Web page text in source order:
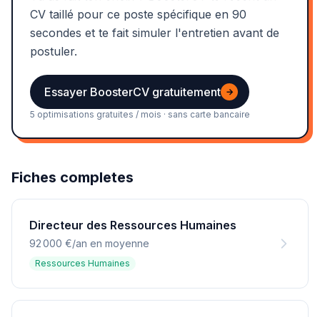
CV taillé pour ce poste spécifique en 90
secondes et te fait simuler l'entretien avant de
postuler.
Essayer BoosterCV gratuitement →
5 optimisations gratuites / mois · sans carte bancaire
Fiches completes
Directeur des Ressources Humaines
92 000 €/an en moyenne
Ressources Humaines